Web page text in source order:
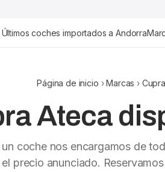
Últimos coches importados a Andorra
Página de inicio ›Marcas › Cupra
Ateca
un coche nos encargamos de
precio anunciado.